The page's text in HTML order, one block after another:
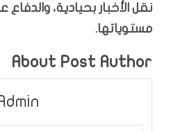
نقل الأخبار بحيادية،
مستوياتها.
About Post Author